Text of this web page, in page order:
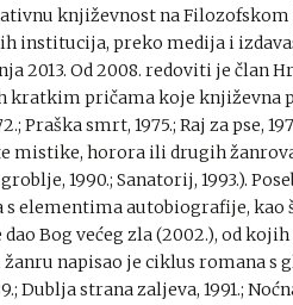
književnost na Filozofskom
institucija, preko medija i
2013. Od 2008. redoviti je član
kratkim pričama koje
Praška smrt, 1975.; Raj za pse,
horora ili drugih žanrova
groblje, 1990.; Sanatorij, 1993.).
autobiografije, kao
dao Bog većeg zla (2002.), od
napisao je ciklus romana
Dublja strana zaljeva, 1991.;